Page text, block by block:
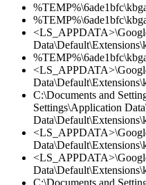
C:\Documents and
Settings\Application